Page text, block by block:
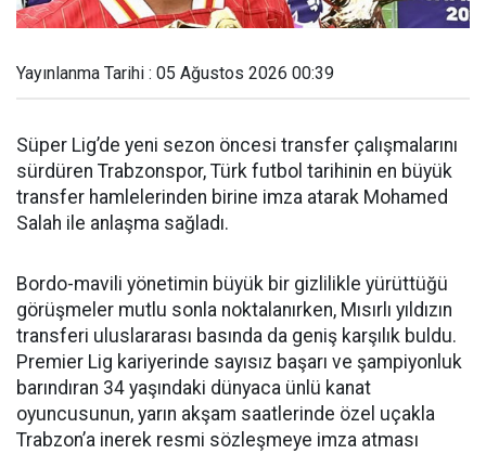
Yayınlanma Tarihi : 05 Ağustos 2026 00:39
Süper Lig’de yeni sezon öncesi transfer çalışmalarını
sürdüren Trabzonspor, Türk futbol tarihinin en büyük
transfer hamlelerinden birine imza atarak Mohamed
Salah ile anlaşma sağladı.
Bordo-mavili yönetimin büyük bir gizlilikle yürüttüğü
görüşmeler mutlu sonla noktalanırken, Mısırlı yıldızın
transferi uluslararası basında da geniş karşılık buldu.
Premier Lig kariyerinde sayısız başarı ve şampiyonluk
barındıran 34 yaşındaki dünyaca ünlü kanat
oyuncusunun, yarın akşam saatlerinde özel uçakla
Trabzon’a inerek resmi sözleşmeye imza atması